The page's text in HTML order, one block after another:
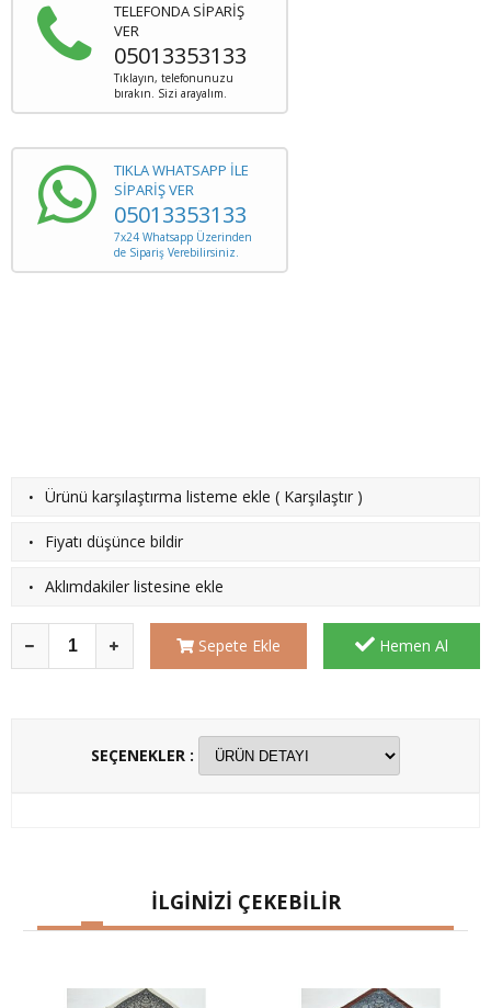
TELEFONDA SİPARİŞ
VER
05013353133
Tıklayın, telefonunuzu
bırakın. Sizi arayalım.
TIKLA WHATSAPP İLE
SİPARİŞ VER
05013353133
7x24 Whatsapp Üzerinden
de Sipariş Verebilirsiniz.
· Ürünü karşılaştırma listeme ekle ( Karşılaştır )
· Fiyatı düşünce bildir
· Aklımdakiler listesine ekle
Sepete Ekle Hemen Al
SEÇENEKLER :
İLGİNİZİ ÇEKEBİLİR